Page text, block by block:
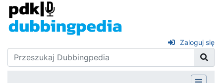
Zaloguj się